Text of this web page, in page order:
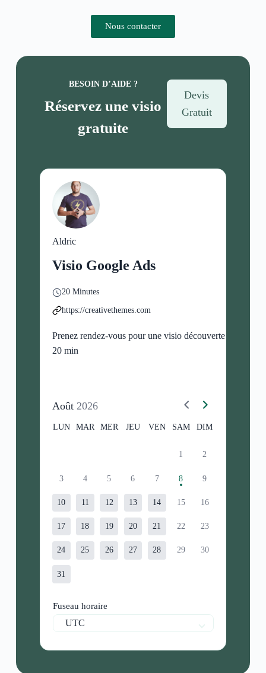
Nous contacter
BESOIN D’AIDE ?
Réservez une visio
gratuite
Devis
Gratuit
Aldric
Visio Google Ads
20 Minutes
https://creativethemes.com
Prenez rendez-vous pour une visio découverte de
20 min
Août 2026
LUN MAR MER JEU VEN SAM DIM
1 2
3 4 5 6 7 8 9
10 11 12 13 14 15 16
17 18 19 20 21 22 23
24 25 26 27 28 29 30
31
Fuseau horaire
UTC